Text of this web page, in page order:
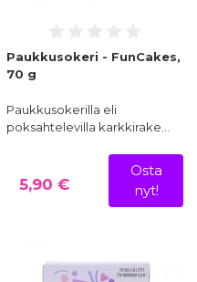
Paukkusokeri - FunCakes,
70 g
Paukkusokerilla eli
poksahtelevilla karkkirake…
5,90 €
Osta
nyt!